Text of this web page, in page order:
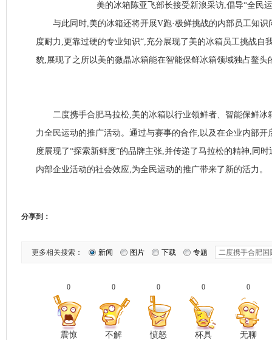
美的冰箱陈亚飞部长接受新浪采访,倡导“全民运
与此同时,美的冰箱还将开展V跑·极鲜挑战的内部员工知识
度耐力,更靠过硬的专业知识“,充分展现了美的冰箱员工挑战自
貌,展现了之所以美的微晶冰箱能在智能保鲜冰箱领域独占鳌头
二度携手合肥马拉松,美的冰箱以行业领鲜者、智能保鲜冰
力全民运动的推广活动。通过与赛事的合作,以及在企业内部开
度展现了“探索新鲜度”的品牌主张,并传递了马拉松的精神,同
内部企业活动的社会效应,为全民运动的推广带来了新的活力。
分享到：
更多相关搜索： 新闻 图片 下载 专题
0
震惊
0
不解
0
愤怒
0
杯具
0
无聊